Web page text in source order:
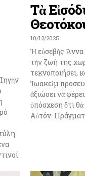
Τὰ
10/12/2025
Ἡ εὐσεβὴς
τὴν ζωή της
τεκνοποιήσει,
Ἰωακεὶμ
ἀξιώσει νὰ
ὑπόσχεση ὅτι
Αὐτόν.